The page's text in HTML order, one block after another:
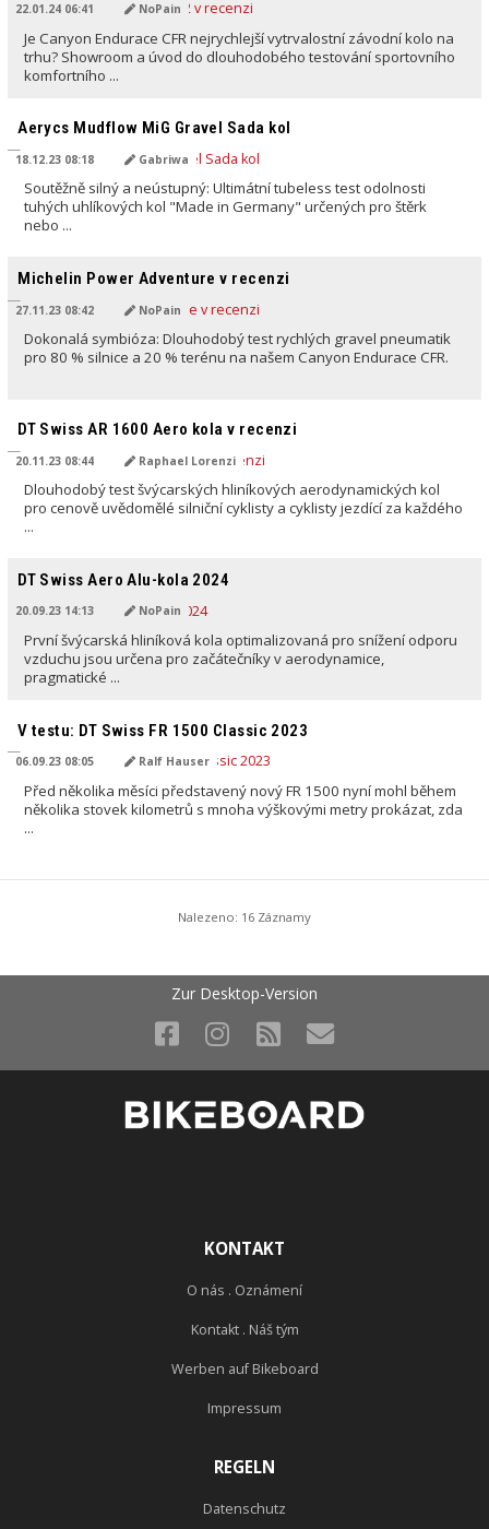
22.01.24 06:41 NoPain
Je Canyon Endurace CFR nejrychlejší vytrvalostní závodní kolo na
trhu? Showroom a úvod do dlouhodobého testování sportovního
komfortního ...
Aerycs Mudflow MiG Gravel Sada kol
18.12.23 08:18 Gabriwa
Soutěžně silný a neústupný: Ultimátní tubeless test odolnosti
tuhých uhlíkových kol "Made in Germany" určených pro štěrk
nebo ...
Michelin Power Adventure v recenzi
27.11.23 08:42 NoPain
Dokonalá symbióza: Dlouhodobý test rychlých gravel pneumatik
pro 80 % silnice a 20 % terénu na našem Canyon Endurace CFR.
DT Swiss AR 1600 Aero kola v recenzi
20.11.23 08:44 Raphael Lorenzi
Dlouhodobý test švýcarských hliníkových aerodynamických kol
pro cenově uvědomělé silniční cyklisty a cyklisty jezdící za každého
...
DT Swiss Aero Alu-kola 2024
20.09.23 14:13 NoPain
První švýcarská hliníková kola optimalizovaná pro snížení odporu
vzduchu jsou určena pro začátečníky v aerodynamice,
pragmatické ...
V testu: DT Swiss FR 1500 Classic 2023
06.09.23 08:05 Ralf Hauser
Před několika měsíci představený nový FR 1500 nyní mohl během
několika stovek kilometrů s mnoha výškovými metry prokázat, zda
...
Nalezeno: 16 Záznamy
Zur Desktop-Version
KONTAKT
O nás . Oznámení
Kontakt . Náš tým
Werben auf Bikeboard
Impressum
REGELN
Datenschutz